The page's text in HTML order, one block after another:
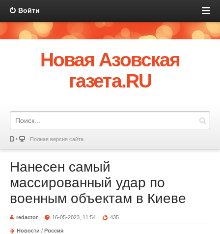
Войти
Новая Азовская
газета.RU
Полная версия сайта
Нанесен самый
массированный удар по
военным объектам в Киеве
redactor 16-05-2023, 11:54 435
Новости / Россия